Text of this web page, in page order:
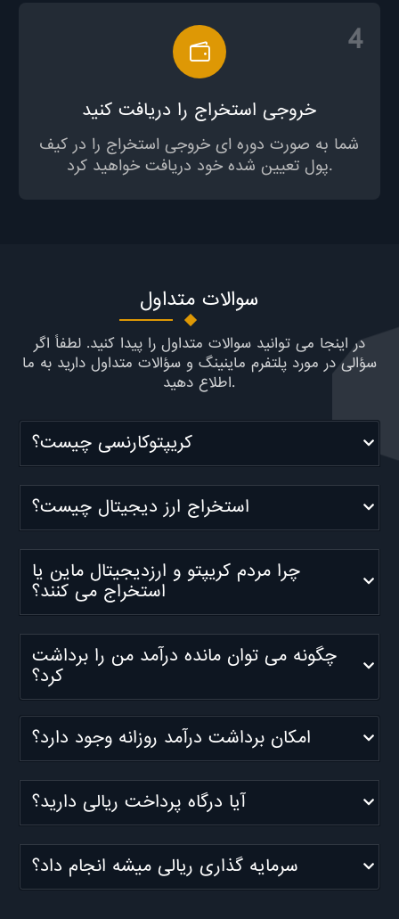
4
خروجی استخراج را دریافت کنید
شما به صورت دوره ای خروجی استخراج را در کیف
پول تعیین شده خود دریافت خواهید کرد.
سوالات متداول
در اینجا می توانید سوالات متداول را پیدا کنید. لطفاً اگر
سؤالی در مورد پلتفرم ماینینگ و سؤالات متداول دارید به ما
اطلاع دهید.
کریپتوکارنسی چیست؟
استخراج ارز دیجیتال چیست؟
چرا مردم کریپتو و ارزدیجیتال ماین یا
استخراج می کنند؟
چگونه می توان مانده درآمد من را برداشت
کرد؟
امکان برداشت درآمد روزانه وجود دارد؟
آیا درگاه پرداخت ریالی دارید؟
سرمایه گذاری ریالی میشه انجام داد؟